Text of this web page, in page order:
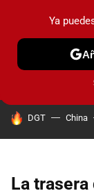
PRUEBAS
HOY SE HABLA
DGT China
La
Ya